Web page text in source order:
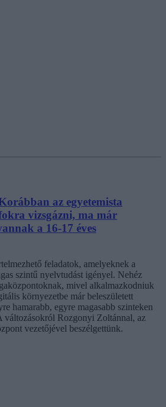
az egyetemista
vizsgázni, ma már
a 16-17 éves
feladatok, amelyeknek a
szintű nyelvtudást igényel. Nehéz
mivel alkalmazkodniuk
környezetbe már beleszületett
hamarabb, egyre magasabb szinteken
változásokról Rozgonyi Zoltánnal, az
vezetőjével beszélgettünk.